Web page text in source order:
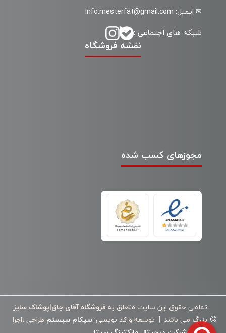
مجوزهای کسب شده
✉ ایمیل: info.mesterfat@gmail.com
شبکه های اجتماعی :
نقشه فروشگاه
©
تمامی حقوق این سایت متعلق به فروشگاه آقای چاق|پوشاک سایز
بزرگ می باشد. | توسعه و کد نویسی: سپکام سیستم طراحی ،اجرا